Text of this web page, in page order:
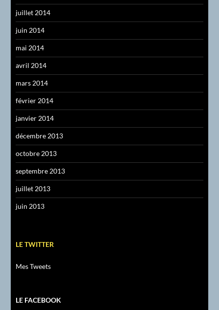
juillet 2014
juin 2014
mai 2014
avril 2014
mars 2014
février 2014
janvier 2014
décembre 2013
octobre 2013
septembre 2013
juillet 2013
juin 2013
LE TWITTER
Mes Tweets
LE FACEBOOK